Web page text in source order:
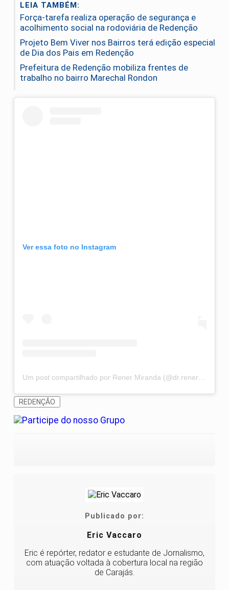
LEIA TAMBÉM:
Força-tarefa realiza operação de segurança e
acolhimento social na rodoviária de Redenção
Projeto Bem Viver nos Bairros terá edição especial
de Dia dos Pais em Redenção
Prefeitura de Redenção mobiliza frentes de
trabalho no bairro Marechal Rondon
Ver essa foto no Instagram
REDENÇÃO
Publicado por:
Eric Vaccaro
Eric é repórter, redator e estudante de Jornalismo,
com atuação voltada à cobertura local na região
de Carajás.